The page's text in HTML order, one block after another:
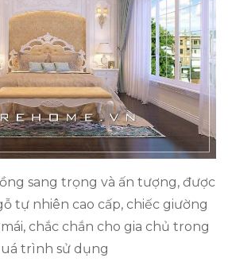
sang trọng và ấn tượng, được
tự nhiên cao cấp, chiếc giường
chắc chắn cho gia chủ trong
trình sử dụng